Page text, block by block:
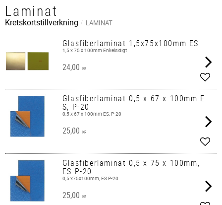
Laminat
Kretskortstillverkning LAMINAT
Glasfiberlaminat 1,5x75x100mm ES
1,5 x 75 x 100mm Enkelsidigt
24,00 KR
Glasfiberlaminat 0,5 x 67 x 100mm E
S, P-20
0,5 x 67 x 100mm ES, P-20
25,00 KR
Glasfiberlaminat 0,5 x 75 x 100mm,
ES P-20
0,5 x75x100mm, ES P-20
25,00 KR